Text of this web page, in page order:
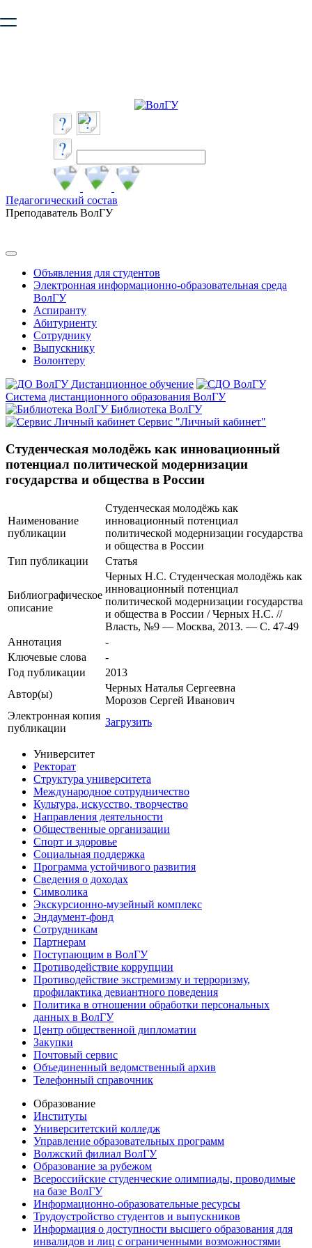
безопасную работу с сайтом. Пожалуйста
Педагогический состав
Преподаватель ВолГУ
Объявления для студентов
Электронная информационно-образовательная среда
ВолГУ
Аспиранту
Абитуриенту
Сотруднику
Выпускнику
Волонтеру
Дистанционное обучение
Система дистанционного образования ВолГУ
Библиотека ВолГУ
Сервис "Личный кабинет"
Студенческая молодёжь как инновационный
потенциал политической модернизации
государства и общества в России
Наименование
публикации
Студенческая молодёжь как
инновационный потенциал
политической модернизации государства
и общества в России
Тип публикации
Статья
Библиографическое
описание
Черных Н.С. Студенческая молодёжь как
инновационный потенциал
политической модернизации государства
и общества в России / Черных Н.С. //
Власть, №9 — Москва, 2013. — С. 47-49
Аннотация
-
Ключевые cлова
-
Год публикации
2013
Автор(ы)
Черных Наталья Сергеевна
Морозов Сергей Иванович
Электронная копия
публикации
Загрузить
Университет
Ректорат
Структура университета
Международное сотрудничество
Культура, искусство, творчество
Направления деятельности
Общественные организации
Спорт и здоровье
Социальная поддержка
Программа устойчивого развития
Сведения о доходах
Символика
Экскурсионно-музейный комплекс
Эндаумент-фонд
Сотрудникам
Партнерам
Поступающим в ВолГУ
Противодействие коррупции
Противодействие экстремизму и терроризму,
профилактика девиантного поведения
Политика в отношении обработки персональных
данных в ВолГУ
Центр общественной дипломатии
Закупки
Почтовый сервис
Объединенный ведомственный архив
Телефонный справочник
Образование
Институты
Университетский колледж
Управление образовательных программ
Волжский филиал ВолГУ
Образование за рубежом
Всероссийские студенческие олимпиады, проводимые
на базе ВолГУ
Информационно-образовательные ресурсы
Трудоустройство студентов и выпускников
Информация о доступности высшего образования для
инвалидов и лиц с ограниченными возможностями